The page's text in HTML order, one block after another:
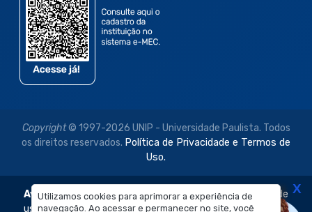
Utilizamos cookies para aprimorar a experiência de
navegação. Ao acessar e permanecer no site, você
Copyright© 1997-2026 UNIP - Universidade Paulista. Todos
os direitos reservados. Política de Privacidade e Termos de
Uso.
Aviso Legal: As imagens disponibilizadas neste site são de
uso exclusivo institucional do Sistema de Ensino Objetivo e
X